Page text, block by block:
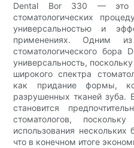
Dental Bor 330 — это
стоматологических
универсальностью и
применениях. Одним
стоматологического бора
универсальность,
широкого спектра
как придание формы,
разрушенных тканей зуба.
становится
стоматологов,
использования
что в конечном итоге